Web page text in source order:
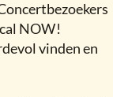
NOW!
vinden en